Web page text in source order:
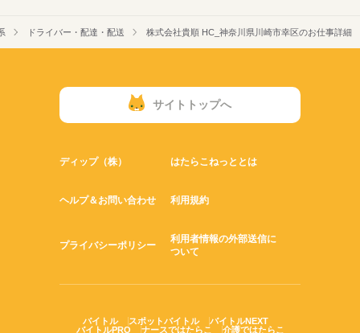
ドライバー・配達・配送 株式会社貴順 HC_神奈川県川崎市幸区のお仕事詳細
サイトトップへ
ディップ（株） はたらこねっととは
ヘルプ＆お問い合わせ 利用規約
プライバシーポリシー
利用者情報の外部送信に
ついて
バイトル スポットバイトル
バイトルNEXT
バイトルPRO
ナースではたらこ 介護ではたらこ